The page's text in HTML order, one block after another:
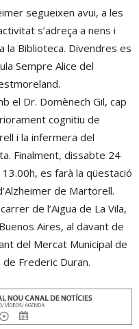
segueixen avui, a les
s’adreça a nens i
la Biblioteca. Divendres es
Sempre Alice del
el Dr. Domènech Gil, cap
cognitiu de
i la infermera del
Finalment, dissabte 24
es farà la qüestació
de Martorell.
de l’Aigua de La Vila,
Aires, al davant de
del Mercat Municipal de
Frederic Duran.